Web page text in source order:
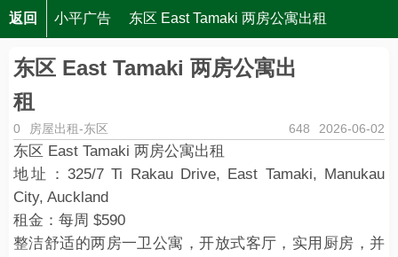
返回 小平广告 东区 East Tamaki 两房公寓出租
东区 East Tamaki 两房公寓出
租
0 房屋出租-东区 648 2026-06-02
东区 East Tamaki 两房公寓出租
地址：325/7 Ti Rakau Drive, East Tamaki, Manukau
City, Auckland
租金：每周 $590
整洁舒适的两房一卫公寓，开放式客厅，实用厨房，并